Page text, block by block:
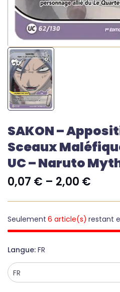
SAKON –
Sceaux
UC – Naruto
0,07 € – 2,00 €
Seulement 6 article(s) restant
Langue FR